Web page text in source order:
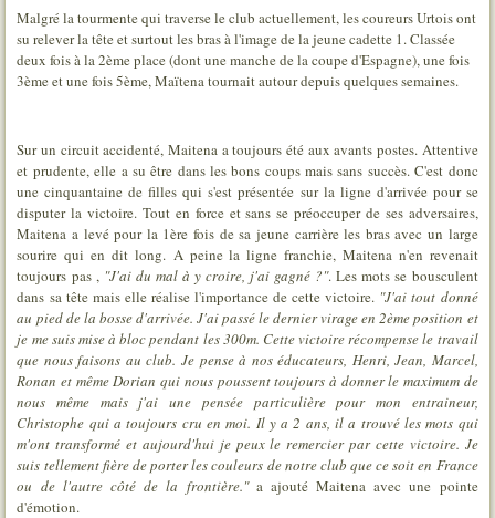
Malgré la tourmente qui traverse le club actuellement, les coureurs Urtois ont
su relever la tête et surtout les bras à l'image de la jeune cadette 1. Classée
deux fois à la 2ème place (dont une manche de la coupe d'Espagne), une fois
3ème et une fois 5ème, Maïtena tournait autour depuis quelques semaines.
Sur un circuit accidenté, Maitena a toujours été aux avants postes. Attentive
et prudente, elle a su être dans les bons coups mais sans succès. C'est donc
une cinquantaine de filles qui s'est présentée sur la ligne d'arrivée pour se
disputer la victoire. Tout en force et sans se préoccuper de ses adversaires,
Maitena a levé pour la 1ère fois de sa jeune carrière les bras avec un large
sourire qui en dit long. A peine la ligne franchie, Maitena n'en revenait
toujours pas , "J'ai du mal à y croire, j'ai gagné ?". Les mots se bousculent
dans sa tête mais elle réalise l'importance de cette victoire. "J'ai tout donné
au pied de la bosse d'arrivée. J'ai passé le dernier virage en 2ème position et
je me suis mise à bloc pendant les 300m. Cette victoire récompense le travail
que nous faisons au club. Je pense à nos éducateurs, Henri, Jean, Marcel,
Ronan et même Dorian qui nous poussent toujours à donner le maximum de
nous même mais j'ai une pensée particulière pour mon entraineur,
Christophe qui a toujours cru en moi. Il y a 2 ans, il a trouvé les mots qui
m'ont transformé et aujourd'hui je peux le remercier par cette victoire. Je
suis tellement fière de porter les couleurs de notre club que ce soit en France
ou de l'autre côté de la frontière."a ajouté Maitena avec une pointe
d'émotion.